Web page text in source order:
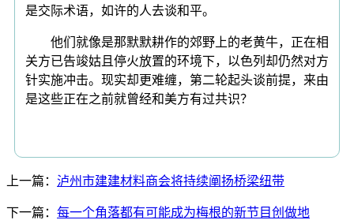
是交际术语，如许的人去谈和平。
他们就像是那默默耕作的郊野上的老黄牛，正在相
关方已告竣姑且停火放置的环境下，以色列却仍然对方
针实施冲击。现实却更难缠，第二轮起头谈前提，来由
是这些正在之前就曾经和美方有过共识？
上一篇： 泸州市建建材料商会将持续阐扬桥梁纽带
下一篇： 每一个角落都有可能成为梅根的新节目创做地